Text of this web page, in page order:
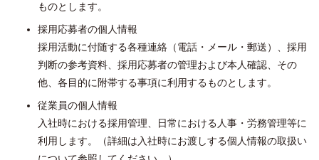
ものとします。
採用応募者の個人情報
採用活動に付随する各種連絡（電話・メール・郵送）、採用
判断の参考資料、採用応募者の管理および本人確認、その
他、各目的に附帯する事項に利用するものとします。
従業員の個人情報
入社時における採用管理、日常における人事・労務管理等に
利用します。（詳細は入社時にお渡しする個人情報の取扱い